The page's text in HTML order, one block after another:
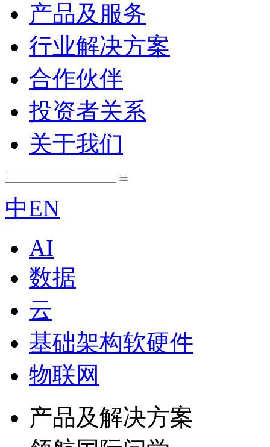
产品及服务
行业解决方案
合作伙伴
投资者关系
关于我们
中EN
AI
数据
云
基础架构软硬件
物联网
产品及解决方案